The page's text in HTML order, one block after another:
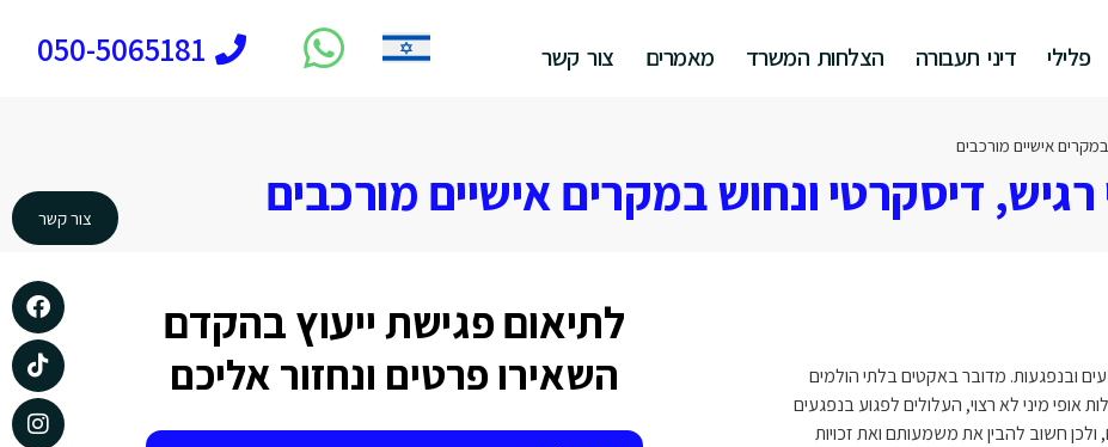
פלילי דיני תעבורה הצלחות המשרד מאמרים צור קשר 050-5065181
אישיים מורכבים
דיסקרטי ונחוש במקרים אישיים מורכבים
ובנפגעות. מדובר באקטים בלתי הולמים
אופי מיני לא רצוי, העלולים לפגוע בנפגעים
ולכן חשוב להבין את משמעותם ואת זכויות
לתיאום פגישת ייעוץ בהקדם
השאירו פרטים ונחזור אליכם
צור קשר